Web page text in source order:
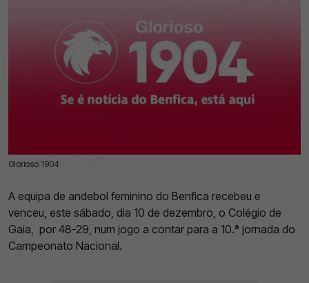
Glorioso 1904
11 Dez 2022 | 09:08 |
A equipa de andebol feminino do Benfica recebeu e
venceu, este sábado, dia 10 de dezembro, o Colégio de
Gaia, por 48-29, num jogo a contar para a 10.ª jornada do
Campeonato Nacional.